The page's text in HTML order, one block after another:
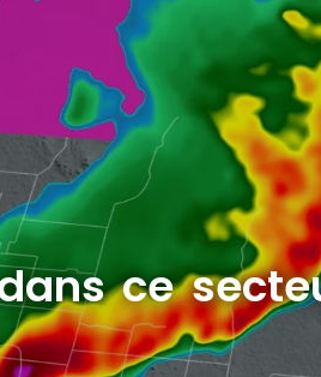
ce